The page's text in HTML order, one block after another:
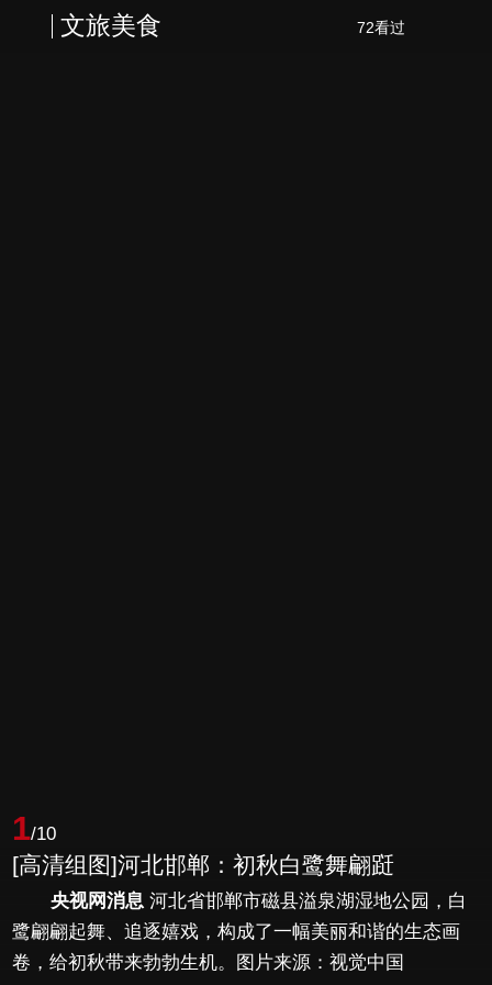
文旅美食 72看过
1/10
[高清组图]河北邯郸：初秋白鹭舞翩跹
央视网消息河北省邯郸市磁县溢泉湖湿地公园，白
鹭翩翩起舞、追逐嬉戏，构成了一幅美丽和谐的生态画
卷，给初秋带来勃勃生机。图片来源：视觉中国